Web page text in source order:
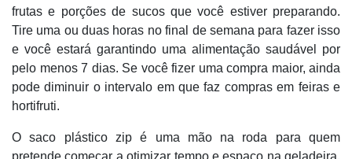
frutas e porções de sucos que você estiver preparando.
Tire uma ou duas horas no final de semana para fazer isso
e você estará garantindo uma alimentação saudável por
pelo menos 7 dias. Se você fizer uma compra maior, ainda
pode diminuir o intervalo em que faz compras em feiras e
hortifruti.
O saco plástico zip é uma mão na roda para quem
pretende começar a otimizar tempo e espaço na geladeira.